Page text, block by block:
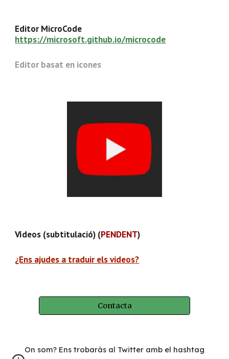
Editor MicroCode
https://microsoft.github.io/microcode
Editor basat en icones
Vídeos (subtitulació) (PENDENT)
¿Ens ajudes a traduir els videos?
Contacta
On som? Ens trobaràs al Twitter amb el hashtag